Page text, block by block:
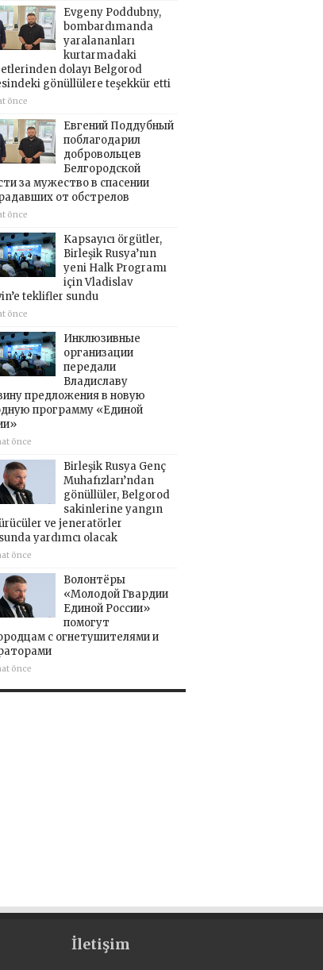
Evgeny Poddubny,
bombardımanda
yaralananları
kurtarmadaki
dolayı Belgorod
gönüllülere teşekkür etti
önce
Евгений Поддубный
поблагодарил
добровольцев
Белгородской
за мужество в спасении
от обстрелов
önce
Kapsayıcı örgütler,
Birleşik Rusya’nın
yeni Halk Programı
için Vladislav
teklifler sundu
önce
Инклюзивные
организации
передали
Владиславу
предложения в новую
программу «Единой
önce
Birleşik Rusya Genç
Muhafızları’ndan
gönüllüler, Belgorod
sakinlerine yangın
ve jeneratörler
yardımcı olacak
önce
Волонтёры
«Молодой Гвардии
Единой России»
помогут
с огнетушителями и
önce
İletişim